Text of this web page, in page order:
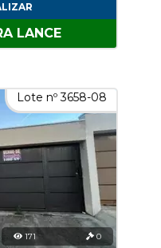
LANCE
Lote nº 3658-08
171 0